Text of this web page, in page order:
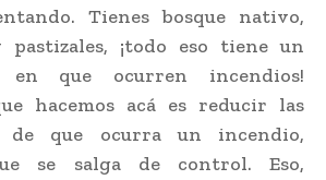
Tienes bosque nativo,
pastizales, ¡todo eso tiene un
que ocurren incendios!
hacemos acá es reducir las
de que ocurra un incendio,
se salga de control. Eso,